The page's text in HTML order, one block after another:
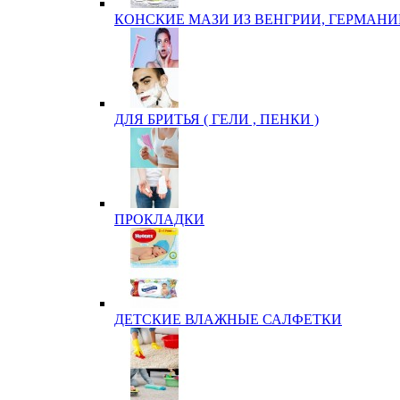
КОНСКИЕ МАЗИ ИЗ ВЕНГРИИ,
ДЛЯ БРИТЬЯ ( ГЕЛИ , ПЕНКИ )
ПРОКЛАДКИ
ДЕТСКИЕ ВЛАЖНЫЕ САЛФЕТКИ